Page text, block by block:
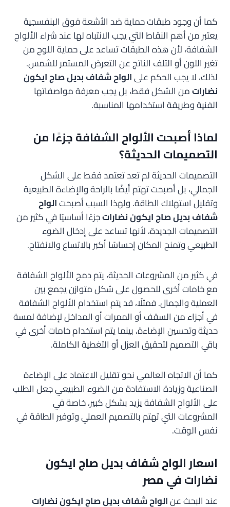
كما أن وجود طبقات حماية ضد الأشعة فوق البنفسجية
يعتبر من أهم النقاط التي يجب الانتباه لها عند شراء الألواح
الشفافة، لأن هذه الطبقات تساعد على حماية اللوح من
تغير اللون أو التلف الناتج عن التعرض المستمر للشمس.
لذلك، لا يجب الحكم علىالواح شفاف بديل صاج ايكون
نضاراتمن الشكل فقط، بل يجب معرفة مواصفاتها
الفنية وطريقة استخدامها المناسبة.
لماذا أصبحت الألواح الشفافة جزءًا من
التصميمات الحديثة؟
التصميمات الحديثة لم تعد تعتمد فقط على الشكل
الجمالي، بل أصبحت تهتم أيضًا بالراحة والإضاءة الطبيعية
وتقليل استهلاك الطاقة. ولهذا السبب أصبحتالواح
شفاف بديل صاج ايكون نضاراتجزءًا أساسيًا في كثير من
التصميمات الجديدة، لأنها تساعد على إدخال الضوء
الطبيعي وتمنح المكان إحساسًا أكبر بالاتساع والانفتاح.
في كثير من المشروعات الحديثة، يتم دمج الألواح الشفافة
مع خامات أخرى للحصول على شكل متوازن يجمع بين
العملية والجمال. فمثلًا، قد يتم استخدام الألواح الشفافة
في أجزاء من السقف أو الممرات أو المداخل لإضافة لمسة
حديثة وتحسين الإضاءة، بينما يتم استخدام خامات أخرى في
باقي التصميم لتحقيق العزل أو التغطية الكاملة.
كما أن الاتجاه العالمي نحو تقليل الاعتماد على الإضاءة
الصناعية وزيادة الاستفادة من الضوء الطبيعي جعل الطلب
على الألواح الشفافة يزيد بشكل كبير، خاصة في
المشروعات التي تهتم بالتصميم العملي وتوفير الطاقة في
نفس الوقت.
اسعار الواح شفاف بديل صاج ايكون
نضارات في مصر
عند البحث عنالواح شفاف بديل صاج ايكون نضارات